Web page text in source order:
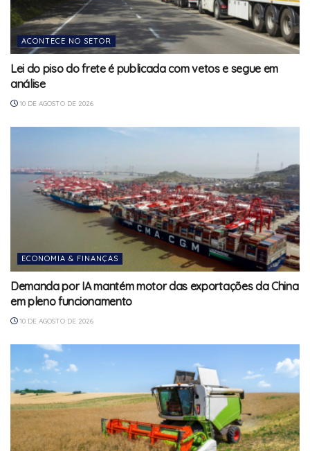
ACONTECE NO SETOR
Lei do piso do frete é publicada com vetos e segue em
análise
10 DE AGOSTO DE 2026
ECONOMIA & FINANÇAS
Demanda por IA mantém motor das exportações da China
em pleno funcionamento
10 DE AGOSTO DE 2026